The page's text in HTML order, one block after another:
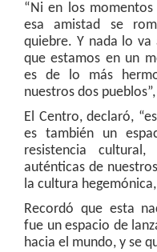
“Ni en los
esa amistad se
quiebre. Y nada lo va
que estamos en un
es de lo más
nuestros dos
El Centro, declaró,
es también un
resistencia
auténticas de
la cultura
Recordó que esta
fue un espacio de
hacia el mundo, y se